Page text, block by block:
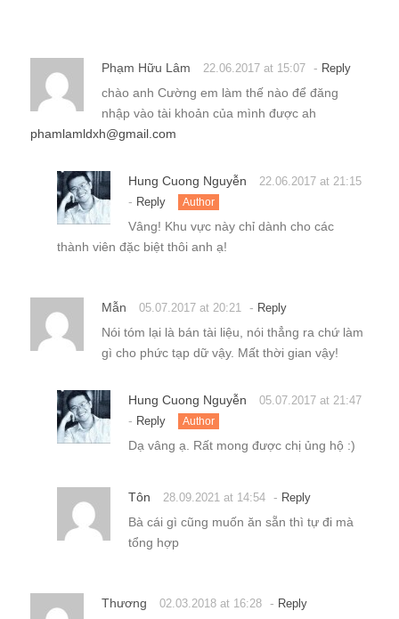
Phạm Hữu Lâm 22.06.2017 at 15:07 - Reply
chào anh Cường em làm thế nào để đăng
nhập vào tài khoản của mình được ah
phamlamldxh@gmail.com
Hung Cuong Nguyễn 22.06.2017 at 21:15
- Reply Author
Vâng! Khu vực này chỉ dành cho các
thành viên đặc biệt thôi anh ạ!
Mẫn 05.07.2017 at 20:21 - Reply
Nói tóm lại là bán tài liệu, nói thẳng ra chứ làm
gì cho phức tạp dữ vậy. Mất thời gian vậy!
Hung Cuong Nguyễn 05.07.2017 at 21:47
- Reply Author
Dạ vâng ạ. Rất mong được chị ủng hộ :)
Tôn 28.09.2021 at 14:54 - Reply
Bà cái gì cũng muốn ăn sẵn thì tự đi mà
tổng hợp
Thương 02.03.2018 at 16:28 - Reply